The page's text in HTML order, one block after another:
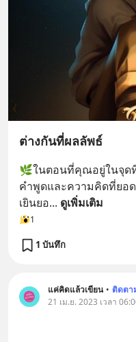
ต่างกันที่ผลลัพธ์
🌿ในตอนที่คุณอยู่ในจุด
คำพูดและความคิดที่ยอ
เยินยอ... ดูเพิ่มเติม
1
1 บันทึก
แค่คิดแล้วเขียน • ติดตา
21 เม.ย. 2023 เวลา